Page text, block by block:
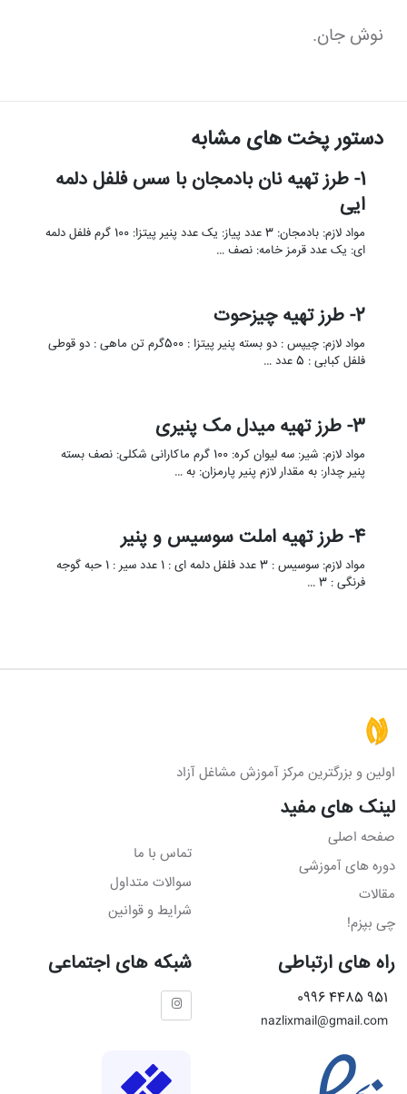
نوش جان.
دستور پخت های مشابه
1- طرز تهیه نان بادمجان با سس فلفل دلمه
ایی
مواد لازم: بادمجان: 3 عدد پیاز: یک عدد پنیر پیتزا: 100 گرم فلفل دلمه
ای: یک عدد قرمز خامه: نصف …
2- طرز تهیه چیزحوت
مواد لازم: چیپس : دو بسته پنیر پیتزا : 500گرم تن ماهی : دو قوطی
فلفل کبابی : 5 عدد …
3- طرز تهیه میدل مک پنیری
مواد لازم: شیر: سه لیوان کره: 100 گرم ماکارانی شکلی: نصف بسته
پنیر چدار: به مقدار لازم پنیر پارمزان: به …
4- طرز تهیه املت سوسیس و پنیر
مواد لازم: سوسیس : 3 عدد فلفل دلمه ای : 1 عدد سیر : 1 حبه گوجه
فرنگی : 3 …
اولین و بزرگترین مرکز آموزش مشاغل آزاد
لینک های مفید
صفحه اصلی
دوره های آموزشی
مقالات
چی بپزم!
تماس با ما
سوالات متداول
شرایط و قوانین
راه های ارتباطی
951 4485 0996
nazlixmail@gmail.com
شبکه های اجتماعی